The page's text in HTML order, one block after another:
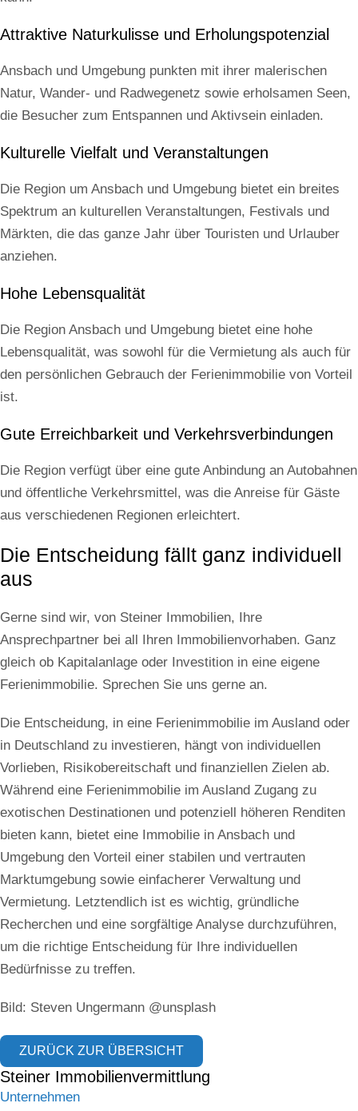
Attraktive Naturkulisse und Erholungspotenzial
Ansbach und Umgebung punkten mit ihrer malerischen
Natur, Wander- und Radwegenetz sowie erholsamen Seen,
die Besucher zum Entspannen und Aktivsein einladen.
Kulturelle Vielfalt und Veranstaltungen
Die Region um Ansbach und Umgebung bietet ein breites
Spektrum an kulturellen Veranstaltungen, Festivals und
Märkten, die das ganze Jahr über Touristen und Urlauber
anziehen.
Hohe Lebensqualität
Die Region Ansbach und Umgebung bietet eine hohe
Lebensqualität, was sowohl für die Vermietung als auch für
den persönlichen Gebrauch der Ferienimmobilie von Vorteil
ist.
Gute Erreichbarkeit und Verkehrsverbindungen
Die Region verfügt über eine gute Anbindung an Autobahnen
und öffentliche Verkehrsmittel, was die Anreise für Gäste
aus verschiedenen Regionen erleichtert.
Die Entscheidung fällt ganz individuell
aus
Gerne sind wir, von Steiner Immobilien, Ihre
Ansprechpartner bei all Ihren Immobilienvorhaben. Ganz
gleich ob Kapitalanlage oder Investition in eine eigene
Ferienimmobilie. Sprechen Sie uns gerne an.
Die Entscheidung, in eine Ferienimmobilie im Ausland oder
in Deutschland zu investieren, hängt von individuellen
Vorlieben, Risikobereitschaft und finanziellen Zielen ab.
Während eine Ferienimmobilie im Ausland Zugang zu
exotischen Destinationen und potenziell höheren Renditen
bieten kann, bietet eine Immobilie in Ansbach und
Umgebung den Vorteil einer stabilen und vertrauten
Marktumgebung sowie einfacherer Verwaltung und
Vermietung. Letztendlich ist es wichtig, gründliche
Recherchen und eine sorgfältige Analyse durchzuführen,
um die richtige Entscheidung für Ihre individuellen
Bedürfnisse zu treffen.
Bild: Steven Ungermann @unsplash
ZURÜCK ZUR ÜBERSICHT
Steiner Immobilienvermittlung
Unternehmen